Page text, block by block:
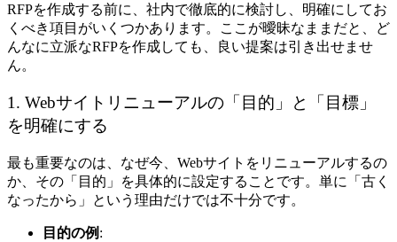
RFPを作成する前に、社内で徹底的に検討し、明確にしてお
くべき項目がいくつかあります。ここが曖昧なままだと、ど
んなに立派なRFPを作成しても、良い提案は引き出せませ
ん。
1. Webサイトリニューアルの「目的」と「目標」
を明確にする
最も重要なのは、なぜ今、Webサイトをリニューアルするの
か、その「目的」を具体的に設定することです。単に「古く
なったから」という理由だけでは不十分です。
目的の例 :